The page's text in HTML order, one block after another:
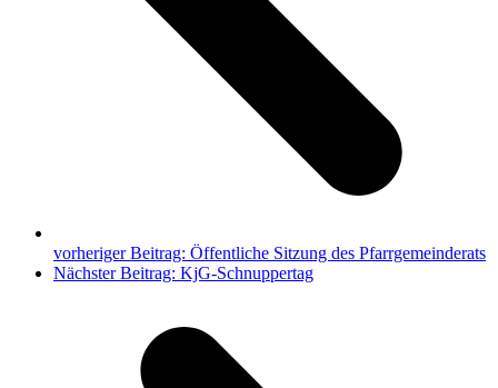
vorheriger Beitrag: Öffentliche Sitzung des Pfarrgemeinderats
Nächster Beitrag: KjG-Schnuppertag